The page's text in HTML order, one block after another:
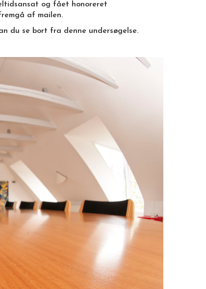
og fået honoreret
af mailen.
du se bort fra denne undersøgelse.